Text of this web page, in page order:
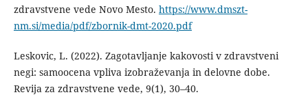
zdravstvene vede Novo Mesto. https://www.dmszt-
nm.si/media/pdf/zbornik-dmt-2020.pdf
Leskovic, L. (2022). Zagotavljanje kakovosti v zdravstveni
negi: samoocena vpliva izobraževanja in delovne dobe.
Revija za zdravstvene vede, 9(1), 30–40.